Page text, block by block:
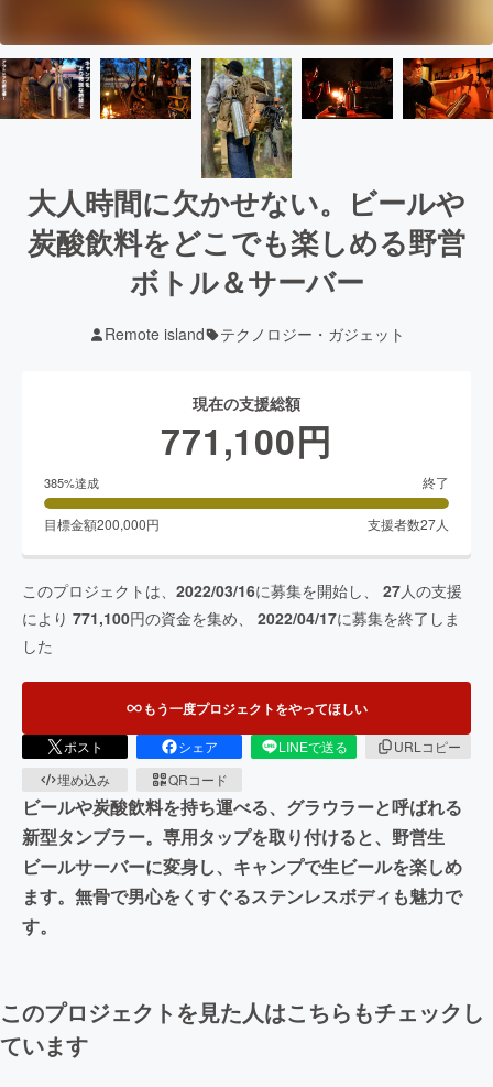
大人時間に欠かせない。ビールや
炭酸飲料をどこでも楽しめる野営
ボトル＆サーバー
Remote island テクノロジー・ガジェット
現在の支援総額
771,100円
385%達成 終了
目標金額200,000円 支援者数27人
このプロジェクトは、 2022/03/16に募集を開始し、 27人の支援
により 771,100円の資金を集め、 2022/04/17に募集を終了しま
した
もう一度プロジェクトをやってほしい
ポスト シェア LINEで送る
URLコピー
埋め込み
QRコード
ビールや炭酸飲料を持ち運べる、グラウラーと呼ばれる
新型タンブラー。専用タップを取り付けると、野営生
ビールサーバーに変身し、キャンプで生ビールを楽しめ
ます。無骨で男心をくすぐるステンレスボディも魅力で
す。
このプロジェクトを見た人はこちらもチェックし
ています